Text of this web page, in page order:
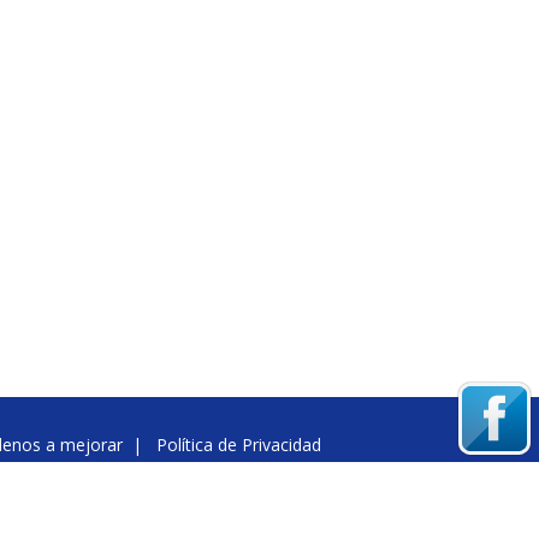
a mejorar| Política de Privacidad